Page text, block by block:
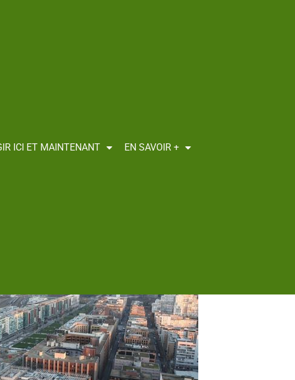
ICI ET MAINTENANT EN SAVOIR +